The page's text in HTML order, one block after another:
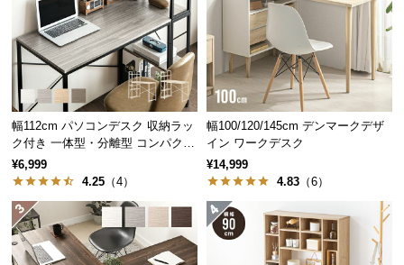
中
型
商
品
の
配
送
に
つ
て
小
幅112cm パソコンデスク 収納ラッ
ク付き 一体型・分離型 コンパクト
ワークデスク
¥6,999
4.25 （4）
幅100/120/145cm デンマークデザ
イン ワークデスク
¥14,999
4.83 （6）